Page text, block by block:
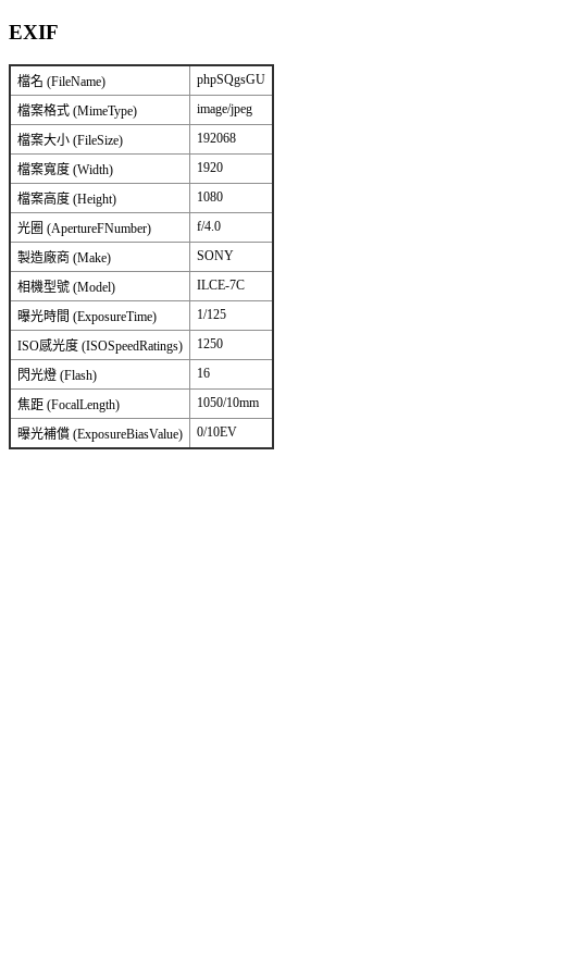
EXIF
檔名 (FileName) phpSQgsGU
檔案格式 (MimeType) image/jpeg
檔案大小 (FileSize) 192068
檔案寬度 (Width) 1920
檔案高度 (Height) 1080
光圈 (ApertureFNumber) f/4.0
製造廠商 (Make) SONY
相機型號 (Model) ILCE-7C
曝光時間 (ExposureTime) 1/125
ISO感光度 (ISOSpeedRatings) 1250
閃光燈 (Flash) 16
焦距 (FocalLength) 1050/10mm
曝光補償 (ExposureBiasValue) 0/10EV